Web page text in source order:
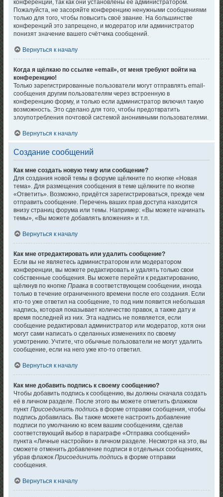
конференции, так как они установлены её администратором.
Пожалуйста, не засоряйте конференцию ненужными сообщениями
только для того, чтобы повысить своё звание. На большинстве
конференций это запрещено, и модератор или администратор
понизят значение вашего счётчика сообщений.
Вернуться к началу
Когда я щёлкаю по ссылке «email», от меня требуют войти на
конференцию!
Только зарегистрированные пользователи могут отправлять email-
сообщения другим пользователям через встроенную в
конференцию форму, и только если администратор включил такую
возможность. Это сделано для того, чтобы предотвратить
злоупотребления почтовой системой анонимными пользователями.
Вернуться к началу
Создание сообщений
Как мне создать новую тему или сообщение?
Для создания новой темы в форуме щёлкните по кнопке «Новая
тема». Для размещения сообщения в теме щёлкните по кнопке
«Ответить». Возможно, придётся зарегистрироваться, прежде чем
отправить сообщение. Перечень ваших прав доступа находится
внизу страниц форума или темы. Например: «Вы можете начинать
темы», «Вы можете добавлять вложения» и т.п.
Вернуться к началу
Как мне отредактировать или удалить сообщение?
Если вы не являетесь администратором или модератором
конференции, вы можете редактировать и удалять только свои
собственные сообщения. Вы можете перейти к редактированию,
щёлкнув по кнопкеПравка в соответствующем сообщении, иногда
только в течение ограниченного времени после его создания. Если
кто-то уже ответил на сообщение, то под ним появится небольшая
надпись, которая показывает количество правок, а также дату и
время последней из них. Эта надпись не появляется, если
сообщение редактировал администратор или модератор, хотя они
могут сами написать о сделанных изменениях по своему
усмотрению. Учтите, что обычные пользователи не могут удалить
сообщение, если на него уже кто-то ответил.
Вернуться к началу
Как мне добавить подпись к своему сообщению?
Чтобы добавить подпись к сообщению, вы должны сначала создать
её в личном разделе. После этого вы можете отметить флажком
пунктПрисоединить подпись в форме отправки сообщения, чтобы
подпись добавилась. Вы также можете настроить добавление
подписи по умолчанию ко всем вашим сообщениям, сделав
соответствующий выбор в параграфе «Отправка сообщений»
пункта «Личные настройки» в личном разделе. Несмотря на это, вы
сможете отменить добавление подписи в отдельных сообщениях,
убрав флажокПрисоединить подпись в форме отправки
сообщения.
Вернуться к началу